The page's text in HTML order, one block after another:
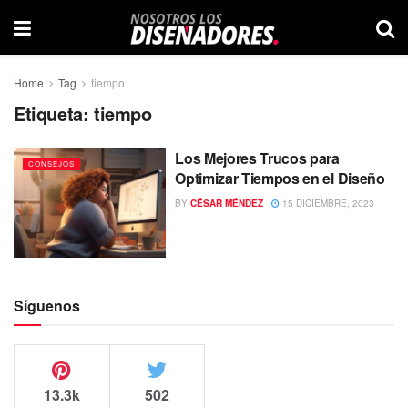
Home Tag tiempo
Etiqueta: tiempo
CONSEJOS
Los Mejores Trucos para
Optimizar Tiempos en el Diseño
BY CÉSAR MÉNDEZ 15 DICIEMBRE, 2023
Síguenos
13.3k 502